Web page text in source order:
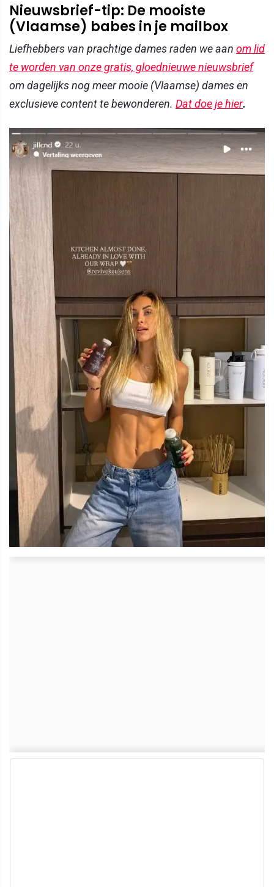
Nieuwsbrief-tip: De mooiste
(Vlaamse) babes in je mailbox
Liefhebbers van prachtige dames raden we aan om lid
te worden van onze gratis, gloednieuwe nieuwsbrief
om dagelijks nog meer mooie (Vlaamse) dames en
exclusieve content te bewonderen. Dat doe je hier.